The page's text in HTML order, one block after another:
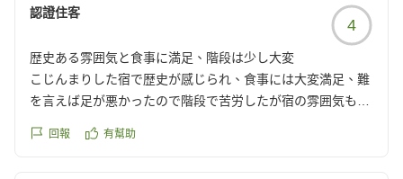
認證住客
4
歴史ある雰囲気と食事に満足、階段は少し大変
こじんまりした宿で歴史が感じられ、食事には大変満足、難
を言えば足が悪かったので階段で苦労したが宿の雰囲気もよ
クチコミの詳細はこちらから
回報 有幫助